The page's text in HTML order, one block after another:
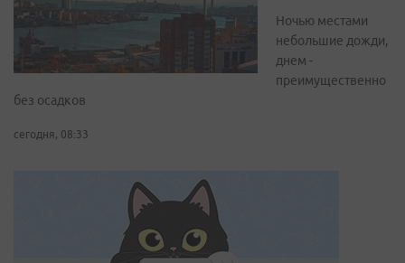
Ночью местами
небольшие дожди,
днем -
преимущественно
без осадков
сегодня, 08:33